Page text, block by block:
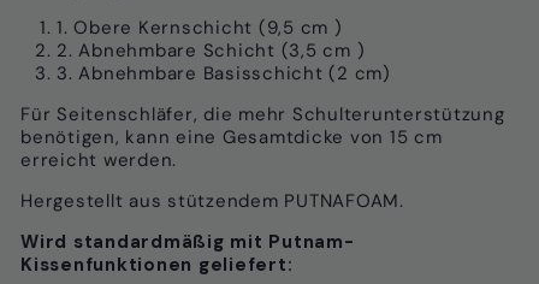
1. Obere Kernschicht (9,5 cm )
2. Abnehmbare Schicht (3,5 cm )
3. Abnehmbare Basisschicht (2 cm)
Für Seitenschläfer, die mehr Schulterunterstützung
benötigen, kann eine Gesamtdicke von 15 cm
erreicht werden.
Hergestellt aus stützendem PUTNAFOAM.
Wird standardmäßig mit Putnam-
Kissenfunktionen geliefert: